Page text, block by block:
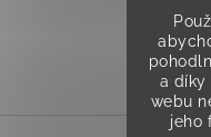
a díky
webu
jeho